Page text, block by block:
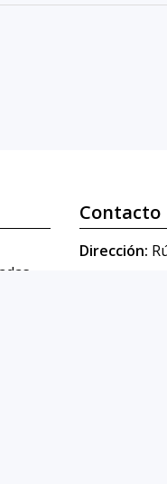
Contacto
Dirección: